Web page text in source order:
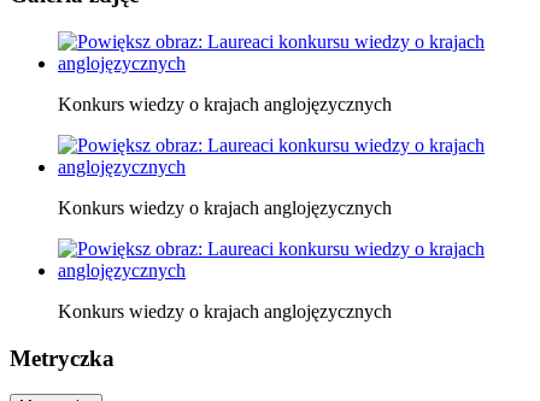
Konkurs wiedzy o krajach anglojęzycznych
Konkurs wiedzy o krajach anglojęzycznych
Konkurs wiedzy o krajach anglojęzycznych
Metryczka